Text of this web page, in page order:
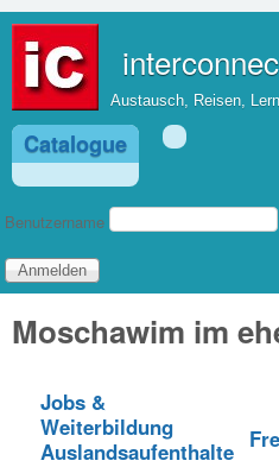
Austausch, Reisen,
Catalogue
Benutzeranmeldung
Benutzername
Moschawim im
Jobs &
Weiterbildung
Auslandsaufenthalte